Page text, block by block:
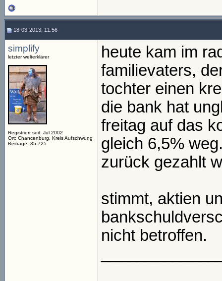
18-03-2013, 11:56
simplify
letzter welterklärer
Registriert seit: Jul 2002
Ort: Chancenburg, Kreis Aufschwung
Beiträge: 35.725
heute kam im
familievaters,
tochter einen
die bank hat
freitag auf das
gleich 6,5%
zurück gezahlt
stimmt, aktien
nicht betroffen.